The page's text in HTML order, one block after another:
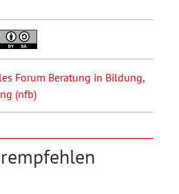
Forum Beratung in Bildung,
(nfb)